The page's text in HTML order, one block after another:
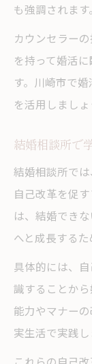
も強調されます。
カウンセラー
を持って婚活
す。川崎市で
を活用しましょ
結婚相談所で
結婚相談所では
自己改革を促
は、結婚でき
へと成長するた
具体的には、
識することか
能力やマナー
実生活で実践し